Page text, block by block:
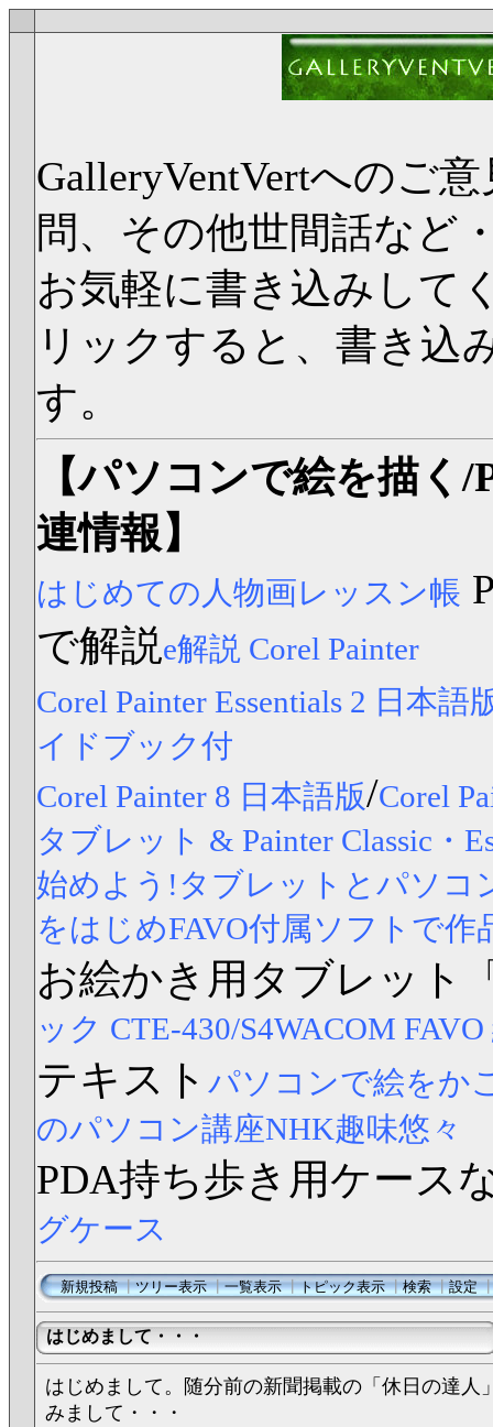
GalleryVentVertへのご
問、その他世間話など
お気軽に書き込みして
リックすると、書き込
す。
【パソコンで絵を描く
連情報】
はじめての人物画レッスン帳
で解説e解説 Corel Painter
Corel Painter Essentials 2 日本語
イドブック付
Corel Painter 8 日本語版/Corel
タブレット & Painter Classic・
始めよう!タブレットとパソコ
をはじめFAVO付属ソフトで作
お絵かき用タブレット
ック CTE-430/S4WACOM
テキスト パソコンで絵をか
のパソコン講座NHK趣味悠々
PDA持ち歩き用ケース
グケース
新規投稿┃ツリー表示┃一覧表示┃トピック表示┃検索┃設定
はじめまして・・・
はじめまして。随分前の新聞掲載の「休日の達人
みまして・・・